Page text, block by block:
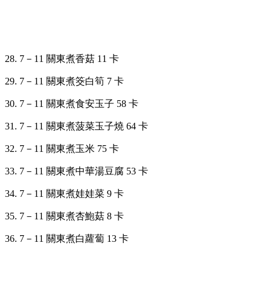
28. 7 － 11 關東煮香菇 11 卡
29. 7 － 11 關東煮筊白筍 7 卡
30. 7 － 11 關東煮食安玉子 58 卡
31. 7 － 11 關東煮菠菜玉子燒 64 卡
32. 7 － 11 關東煮玉米 75 卡
33. 7 － 11 關東煮中華湯豆腐 53 卡
34. 7 － 11 關東煮娃娃菜 9 卡
35. 7 － 11 關東煮杏鮑菇 8 卡
36. 7 － 11 關東煮白蘿蔔 13 卡